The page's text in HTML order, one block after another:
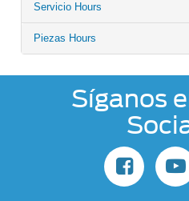
Servicio Hours
Piezas Hours
Síganos